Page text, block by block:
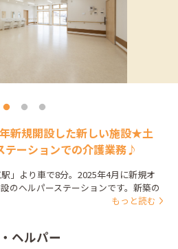
新規開設した新しい施設★土
ーションでの介護業務♪
」より車で8分。2025年4月に新規オ
のヘルパーステーションです。新築の
もっと読む
ヘルパー